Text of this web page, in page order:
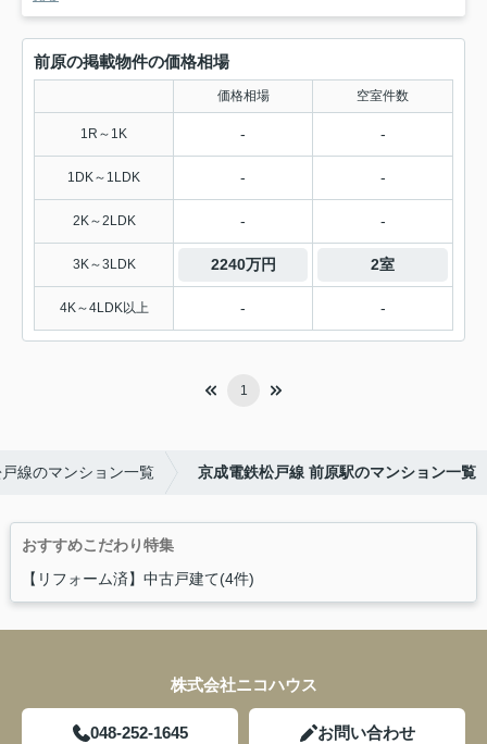
前原の掲載物件の価格相場
価格相場 空室件数
1R～1K - -
1DK～1LDK - -
2K～2LDK - -
3K～3LDK 2240万円 2室
4K～4LDK以上 - -
1
線のマンション一覧 京成電鉄松戸線 前原駅のマンション一覧
おすすめこだわり特集
【リフォーム済】中古戸建て(4件)
株式会社ニコハウス
048-252-1645 お問い合わせ